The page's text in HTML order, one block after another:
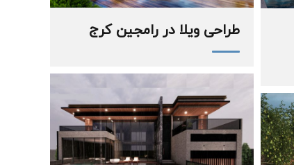
طراحی ویلا در رامجین کرج